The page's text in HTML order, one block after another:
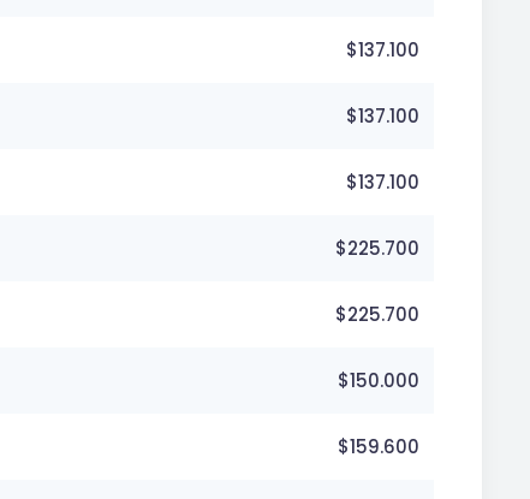
$137.100
$137.100
$137.100
$225.700
$225.700
$150.000
$159.600